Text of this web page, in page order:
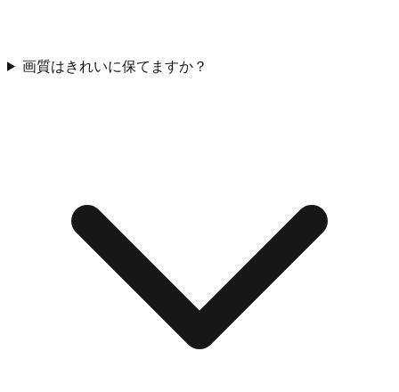
画質はきれいに保てますか？